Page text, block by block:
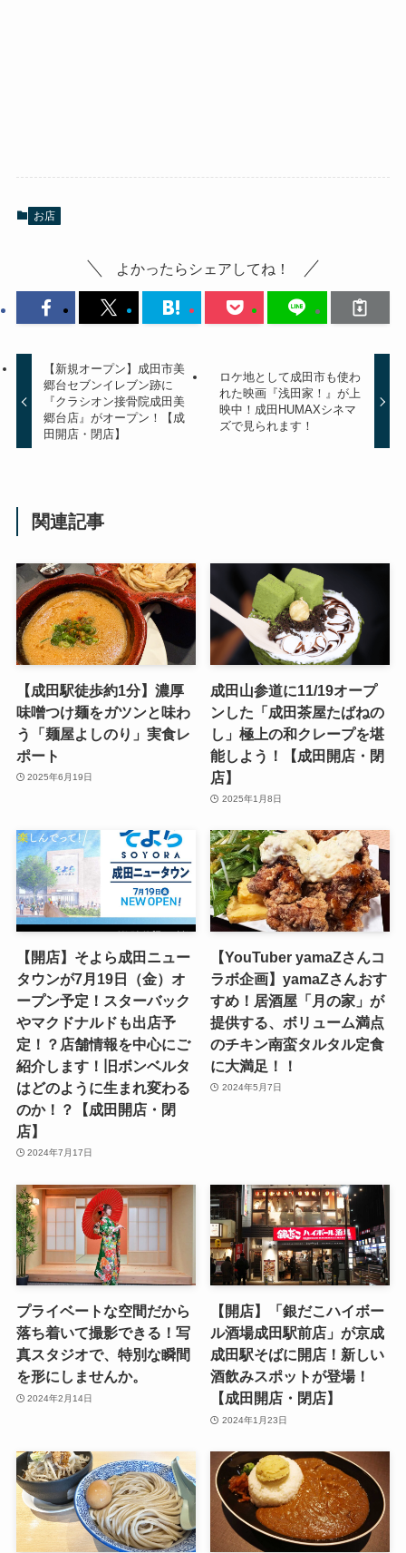
お店
よかったらシェアしてね！
【新規オープン】成田市美
郷台セブンイレブン跡に
『クラシオン接骨院成田美
郷台店』がオープン！【成
田開店・閉店】
ロケ地として成田市も使わ
れた映画『浅田家！』が上
映中！成田HUMAXシネマ
ズで見られます！
関連記事
【成田駅徒歩約1分】濃厚
味噌つけ麺をガツンと味わ
う「麺屋よしのり」実食レ
ポート
2025年6月19日
成田山参道に11/19オープ
ンした「成田茶屋たばねの
し」極上の和クレープを堪
能しよう！【成田開店・閉
店】
2025年1月8日
【開店】そよら成田ニュー
タウンが7月19日（金）オ
ープン予定！スターバック
やマクドナルドも出店予
定！？店舗情報を中心にご
紹介します！旧ボンベルタ
はどのように生まれ変わる
のか！？【成田開店・閉
店】
2024年7月17日
【YouTuber yamaZさんコ
ラボ企画】yamaZさんおす
すめ！居酒屋「月の家」が
提供する、ボリューム満点
のチキン南蛮タルタル定食
に大満足！！
2024年5月7日
プライベートな空間だから
落ち着いて撮影できる！写
真スタジオで、特別な瞬間
を形にしませんか。
2024年2月14日
【開店】「銀だこハイボー
ル酒場成田駅前店」が京成
成田駅そばに開店！新しい
酒飲みスポットが登場！
【成田開店・閉店】
2024年1月23日